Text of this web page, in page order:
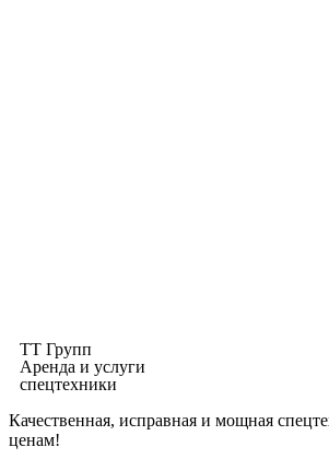
ТТ Групп
Аренда и услуги
спецтехники
Качественная, исправная и мощная
ценам!